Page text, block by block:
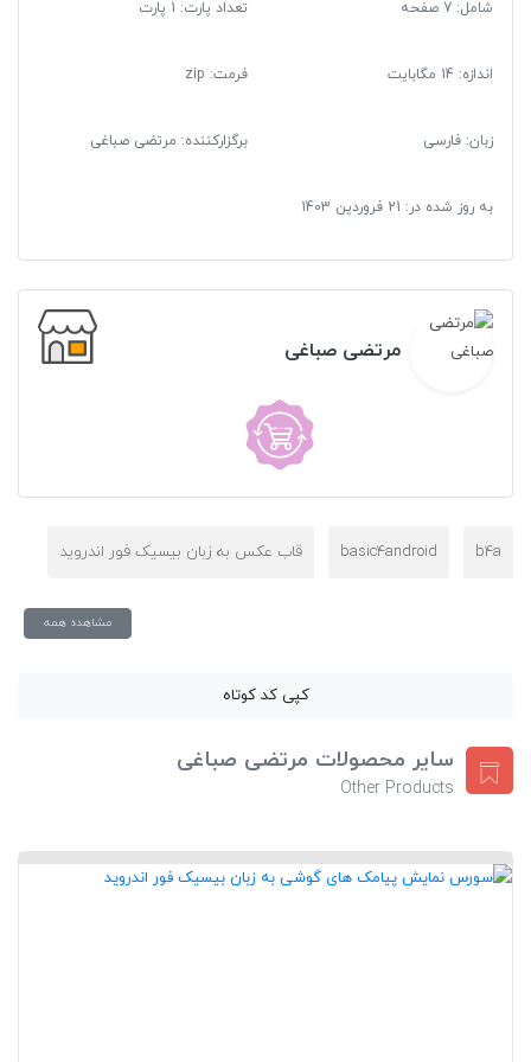
شامل: 7 صفحه تعداد پارت: 1 پارت
اندازه: 14 مگابایت فرمت:
zip
زبان: فارسی برگزارکننده: مرتضی صباغی
به روز شده در: 21 فروردین 1403
مرتضی صباغی
b4a
basic4android قاب عکس به زبان بیسیک فور اندروید
مشاهده همه
کپی کد کوتاه
سایر محصولات مرتضی صباغی
Other Products